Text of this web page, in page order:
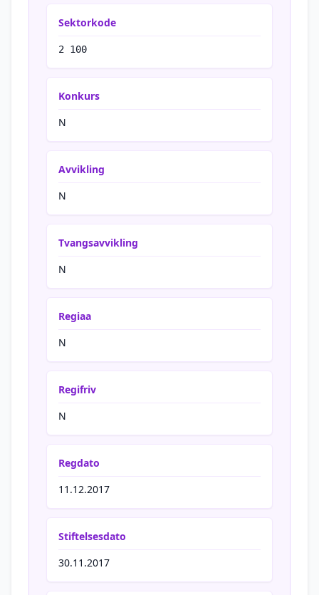
Sektorkode
2 100
Konkurs
N
Avvikling
N
Tvangsavvikling
N
Regiaa
N
Regifriv
N
Regdato
11.12.2017
Stiftelsesdato
30.11.2017